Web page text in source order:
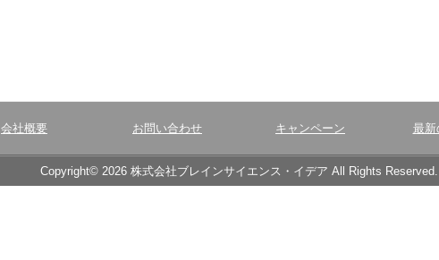
会社概要 お問い合わせ キャンペーン 最新
Copyright© 2026 株式会社ブレインサイエンス・イデア All Rights Reserved.